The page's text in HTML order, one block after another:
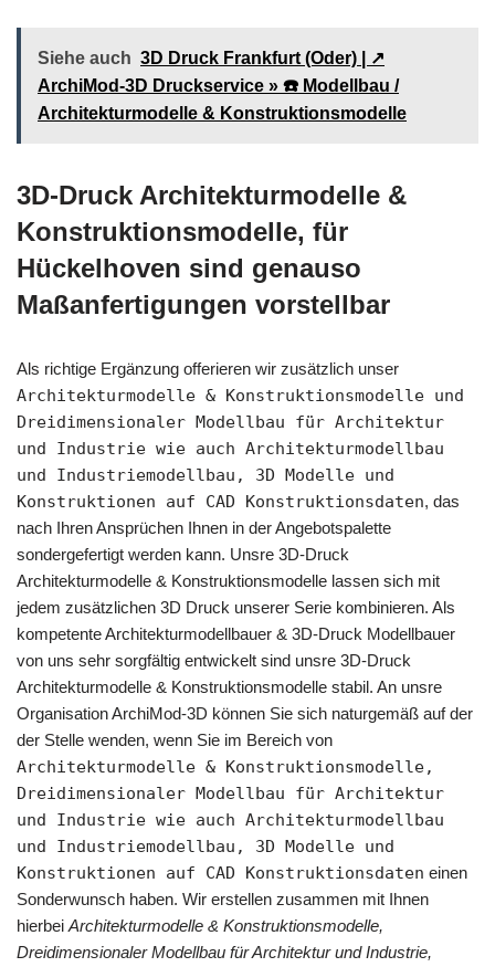
Siehe auch 3D Druck Frankfurt (Oder) | ↗️
ArchiMod-3D Druckservice » ☎️ Modellbau /
Architekturmodelle & Konstruktionsmodelle
3D-Druck Architekturmodelle &
Konstruktionsmodelle, für
Hückelhoven sind genauso
Maßanfertigungen vorstellbar
Als richtige Ergänzung offerieren wir zusätzlich unser
Architekturmodelle & Konstruktionsmodelle und
Dreidimensionaler Modellbau für Architektur
und Industrie wie auch Architekturmodellbau
und Industriemodellbau, 3D Modelle und
Konstruktionen auf CAD Konstruktionsdaten, das
nach Ihren Ansprüchen Ihnen in der Angebotspalette
sondergefertigt werden kann. Unsre 3D-Druck
Architekturmodelle & Konstruktionsmodelle lassen sich mit
jedem zusätzlichen 3D Druck unserer Serie kombinieren. Als
kompetente Architekturmodellbauer & 3D-Druck Modellbauer
von uns sehr sorgfältig entwickelt sind unsre 3D-Druck
Architekturmodelle & Konstruktionsmodelle stabil. An unsre
Organisation ArchiMod-3D können Sie sich naturgemäß auf der
der Stelle wenden, wenn Sie im Bereich von
Architekturmodelle & Konstruktionsmodelle,
Dreidimensionaler Modellbau für Architektur
und Industrie wie auch Architekturmodellbau
und Industriemodellbau, 3D Modelle und
Konstruktionen auf CAD Konstruktionsdaten einen
Sonderwunsch haben. Wir erstellen zusammen mit Ihnen
hierbei Architekturmodelle & Konstruktionsmodelle,
Dreidimensionaler Modellbau für Architektur und Industrie,